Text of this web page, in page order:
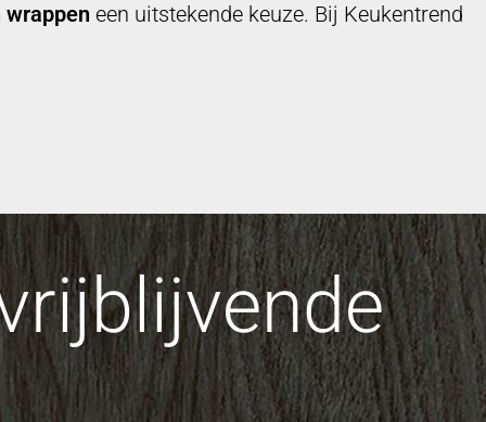
wrappen een uitstekende keuze. Bij Keukentrend